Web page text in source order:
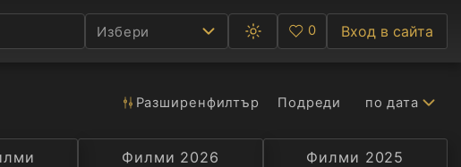
Избери
Превключване
между
светла
Любими
0 Вход в сайта
Разширенфилтър Подреди по дата
Рейтинг Селекция Превод Актьор
Филми 2026 Филми 2025